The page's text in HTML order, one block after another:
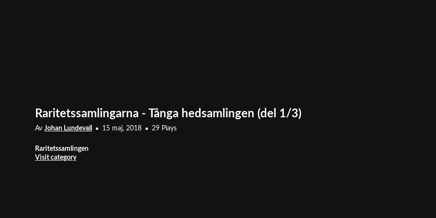
Raritetssamlingarna - Tånga hedsamlingen (del 1/3)
Av Johan Lundevall 15 maj, 2018 29 Plays
Raritetssamlingen
Visit category